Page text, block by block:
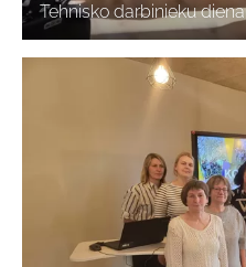
Tehnisko darbinieku diena